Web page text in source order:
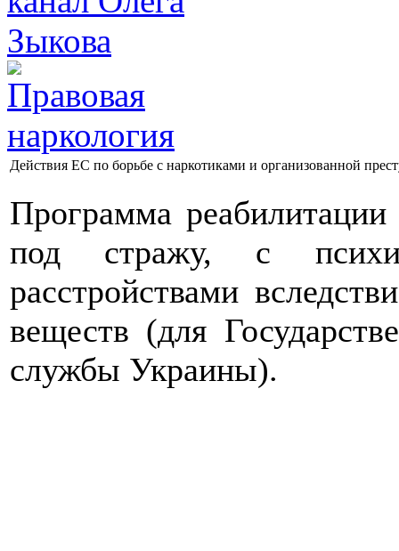
Действия ЕС по борьбе с наркотиками и организованной
Программа
под стражу, с
расстройствами
веществ (для
службы Украины).